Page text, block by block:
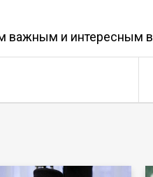
важным и интересным в